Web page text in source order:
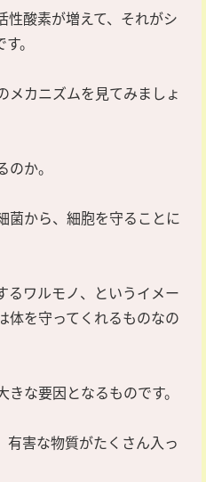
性酸素が増えて、それがシ
。
メカニズムを見てみましょ
か。
菌から、細胞を守ることに
るワルモノ、というイメー
体を守ってくれるものなの
な要因となるものです。
有害な物質がたくさん入っ